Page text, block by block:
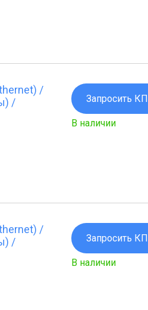
Запросить КП
В наличии
/
/
Запросить КП
В наличии
/
/